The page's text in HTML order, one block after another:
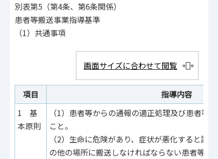
別表第5（第4条、第6条関係）
患者等搬送事業指導基準
（1）共通事項
画面サイズに合わせて閲覧
項目
指導内容
1 基
本原則
（1）患者等からの通報の適正処理及び患者等
こと。
（2）生命に危険があり、症状が悪化すると認
の他の場所に搬送しなければならない患者等は